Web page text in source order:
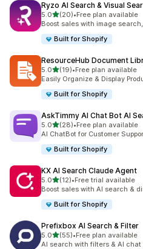
Ryzo AI Search & Visual
5.0별 5개 중
(20)
총 리뷰 20개
•Free plan available
Boost sales with image
Built for Shopify
ResourceHub Document
5.0별 5개 중
(19)
총 리뷰 19개
•Free plan available
Easily Organize & Display
Built for Shopify
AskTimmy AI Chat Bot AI
5.0별 5개 중
(28)
총 리뷰 28개
•Free plan available
AI ChatBot for Customer
Built for Shopify
KX AI Search Claude Agent
5.0별 5개 중
(12)
총 리뷰 12개
•Free trial available
Boost sales with AI search &
Built for Shopify
Prefixbox AI Search & Filter
5.0별 5개 중
(55)
총 리뷰 55개
•Free plan available
AI search with filters & AI